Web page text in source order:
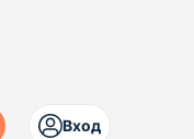
Вход